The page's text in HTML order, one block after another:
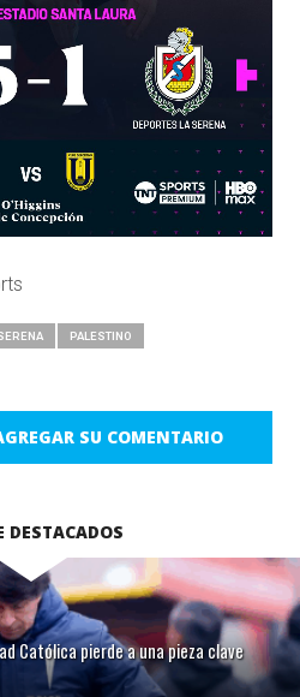
PALESTINO
SU COMENTARIO
DESTACADOS
Católica pierde a una pieza clave